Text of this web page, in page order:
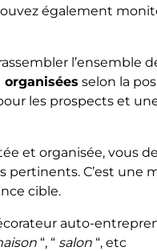
également
selon la
les prospects et
et organisée, vous
pertinents. C’est une
cible.
auto-
“, “ salon “, etc